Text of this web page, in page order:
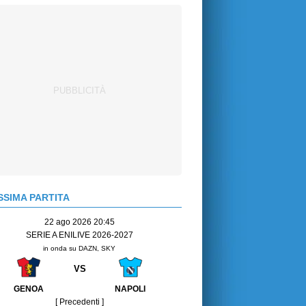
PARTITA
22 ago 2026 20:45
SERIE A ENILIVE 2026-2027
in onda su DAZN, SKY
VS
GENOA
NAPOLI
[ Precedenti ]